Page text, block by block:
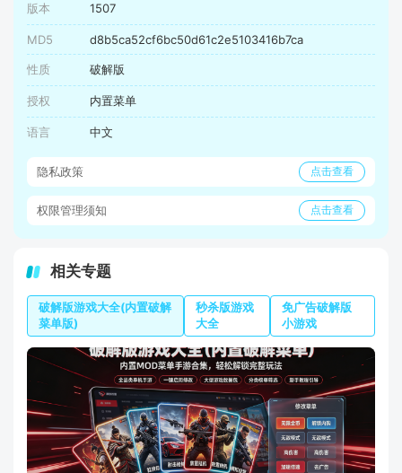
版本 1507
MD5 d8b5ca52cf6bc50d61c2e5103416b7ca
性质 破解版
授权 内置菜单
语言 中文
隐私政策 点击查看
权限管理须知 点击查看
相关专题
破解版游戏大全(内置破解
菜单版)
秒杀版游戏
大全
免广告破解版
小游戏